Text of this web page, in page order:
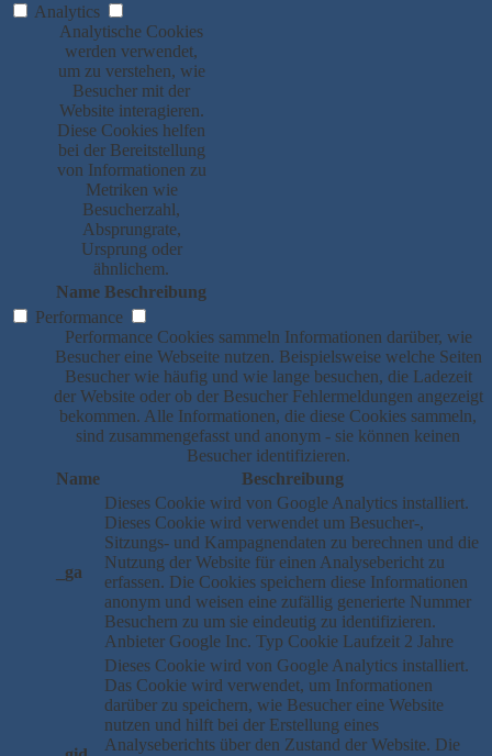
Analytics
Analytische Cookies
werden verwendet,
um zu verstehen, wie
Besucher mit der
Website interagieren.
Diese Cookies helfen
bei der Bereitstellung
von Informationen zu
Metriken wie
Besucherzahl,
Absprungrate,
Ursprung oder
ähnlichem.
Name Beschreibung
Performance
Performance Cookies sammeln Informationen darüber, wie
Besucher eine Webseite nutzen. Beispielsweise welche Seiten
Besucher wie häufig und wie lange besuchen, die Ladezeit
der Website oder ob der Besucher Fehlermeldungen angezeigt
bekommen. Alle Informationen, die diese Cookies sammeln,
sind zusammengefasst und anonym - sie können keinen
Besucher identifizieren.
Name
Beschreibung
_ga
Dieses Cookie wird von Google Analytics installiert.
Dieses Cookie wird verwendet um Besucher-,
Sitzungs- und Kampagnendaten zu berechnen und die
Nutzung der Website für einen Analysebericht zu
erfassen. Die Cookies speichern diese Informationen
anonym und weisen eine zufällig generierte Nummer
Besuchern zu um sie eindeutig zu identifizieren.
Anbieter Google Inc. Typ Cookie Laufzeit 2 Jahre
Dieses Cookie wird von Google Analytics installiert.
Das Cookie wird verwendet, um Informationen
darüber zu speichern, wie Besucher eine Website
nutzen und hilft bei der Erstellung eines
Analyseberichts über den Zustand der Website. Die